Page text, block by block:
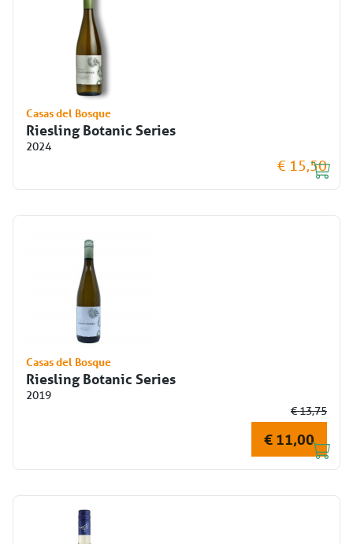
Casas del Bosque
Riesling Botanic Series
2024
€ 15,50
Casas del Bosque
Riesling Botanic Series
2019
€ 13,75
€ 11,00